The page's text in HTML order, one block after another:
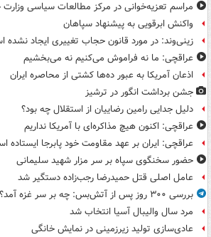
مراسم تعزیه‌خوانی در مرکز مطالعات سیاسی وزارت
واکنش ابرقویی به پیشنهاد سپاهان
زینی‌وند: در مورد قانون حجاب تغییری ایجاد نشده
عراقچی: ما نه فراموش می‌کنیم نه می‌بخشیم
اذعان آمریکا به عبور ده‌ها کشتی از محاصره ایران
جشن برداشت انگور در ترشیز
دلیل جدایی رامین رضاییان از استقلال چه بود؟
عراقچی: اکنون هیچ مذاکره‌ای با آمریکا نداریم
عراقچی: ایران بر عهد مقاومت خود پابرجا ایستاده
حضور سخنگوی سپاه بر سر مزار شهید سلیمانی
عامل اصلی قتل حمیدرضا رجب‌زاده دستگیر شد
بررسی ۳۰۰ روز پس از آتش‌بس: چه بر سر غزه آمد؟
مرد سال والیبال آسیا انتخاب شد
عادی‌سازی تولید زیرزمینی در نمایش خانگی